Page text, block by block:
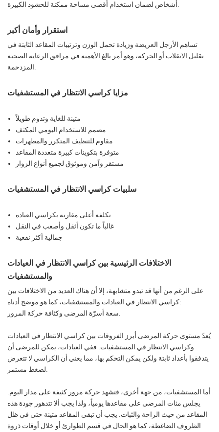
أشخاص لضمان استخدام أقصى مساحة ممكنة للحشود الكبيرة.
استقرار وأمان أكبر
تساهم الأرجل العريضة وزيادة تحمل الوزن وترتيبات المقاعد الثابتة في
تقليل الانقلاب أو الحركة، وهو أمر بالغ الأهمية في مرافق الرعاية الصحية
المزدحمة.
مزايا كراسي الانتظار في المستشفيات
متينة للغاية وتدوم طويلاً
مصمم للاستخدام اليومي المكثف
مقاوم للتنظيف المتكرر والمطهرات
متوفرة بتكوينات كبيرة متعددة المقاعد
مستقر وآمن وموثوق لجميع أنواع الزوار
سلبيات كراسي الانتظار في المستشفيات
تكلفة أعلى مقارنة بكراسي العيادة
غالباً ما تكون أثقل وأصعب في النقل
جمالية أكثر نفعية
الاختلافات الرئيسية بين كراسي الانتظار في العيادات
والمستشفيات
على الرغم من أنها قد تبدو متشابهة، إلا أن هناك العديد من الاختلافات بين
كراسي الانتظار في العيادات والمستشفيات، كما هو موضح أدناه:
سعة أسرّة المرضى وكثافة حركة المرور.
يُعدّ مستوى حركة المرضى أبرز الفروقات بين كراسي الانتظار في العيادات
وكراسي الانتظار في المستشفيات. ففي العيادات، يمكن للمرضى أن
يتدفقوا بأعداد ثابتة ولكن يمكن التحكم بها، مما يعني أن الكراسي لا تتعرض
لضغط مستمر.
أما المستشفيات، من جهة أخرى، فتشهد حركة مرور كثيفة على مدار اليوم.
يجلس مئات المرضى على مقاعدها يومياً، ولذا يجب ألا تتدهور جودة هذه
المقاعد من حيث الراحة والثبات. يجب أن تبقى المقاعد متينة حتى في ظل
الظروف الضاغطة، كما هو الحال في قسم الطوارئ أو خلال أوقات ذروة